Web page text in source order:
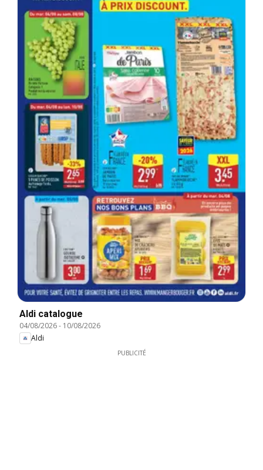
Aldi catalogue
04/08/2026- 10/08/2026
Aldi
PUBLICITÉ